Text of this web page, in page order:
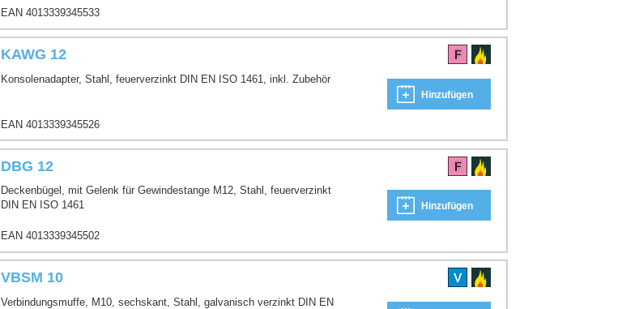
EAN 4013339345533
KAWG 12
Konsolenadapter, Stahl, feuerverzinkt DIN EN ISO 1461, inkl. Zubehör
Hinzufügen
EAN 4013339345526
DBG 12
Deckenbügel, mit Gelenk für Gewindestange M12, Stahl, feuerverzinkt
DIN EN ISO 1461
Hinzufügen
EAN 4013339345502
VBSM 10
Verbindungsmuffe, M10, sechskant, Stahl, galvanisch verzinkt DIN EN